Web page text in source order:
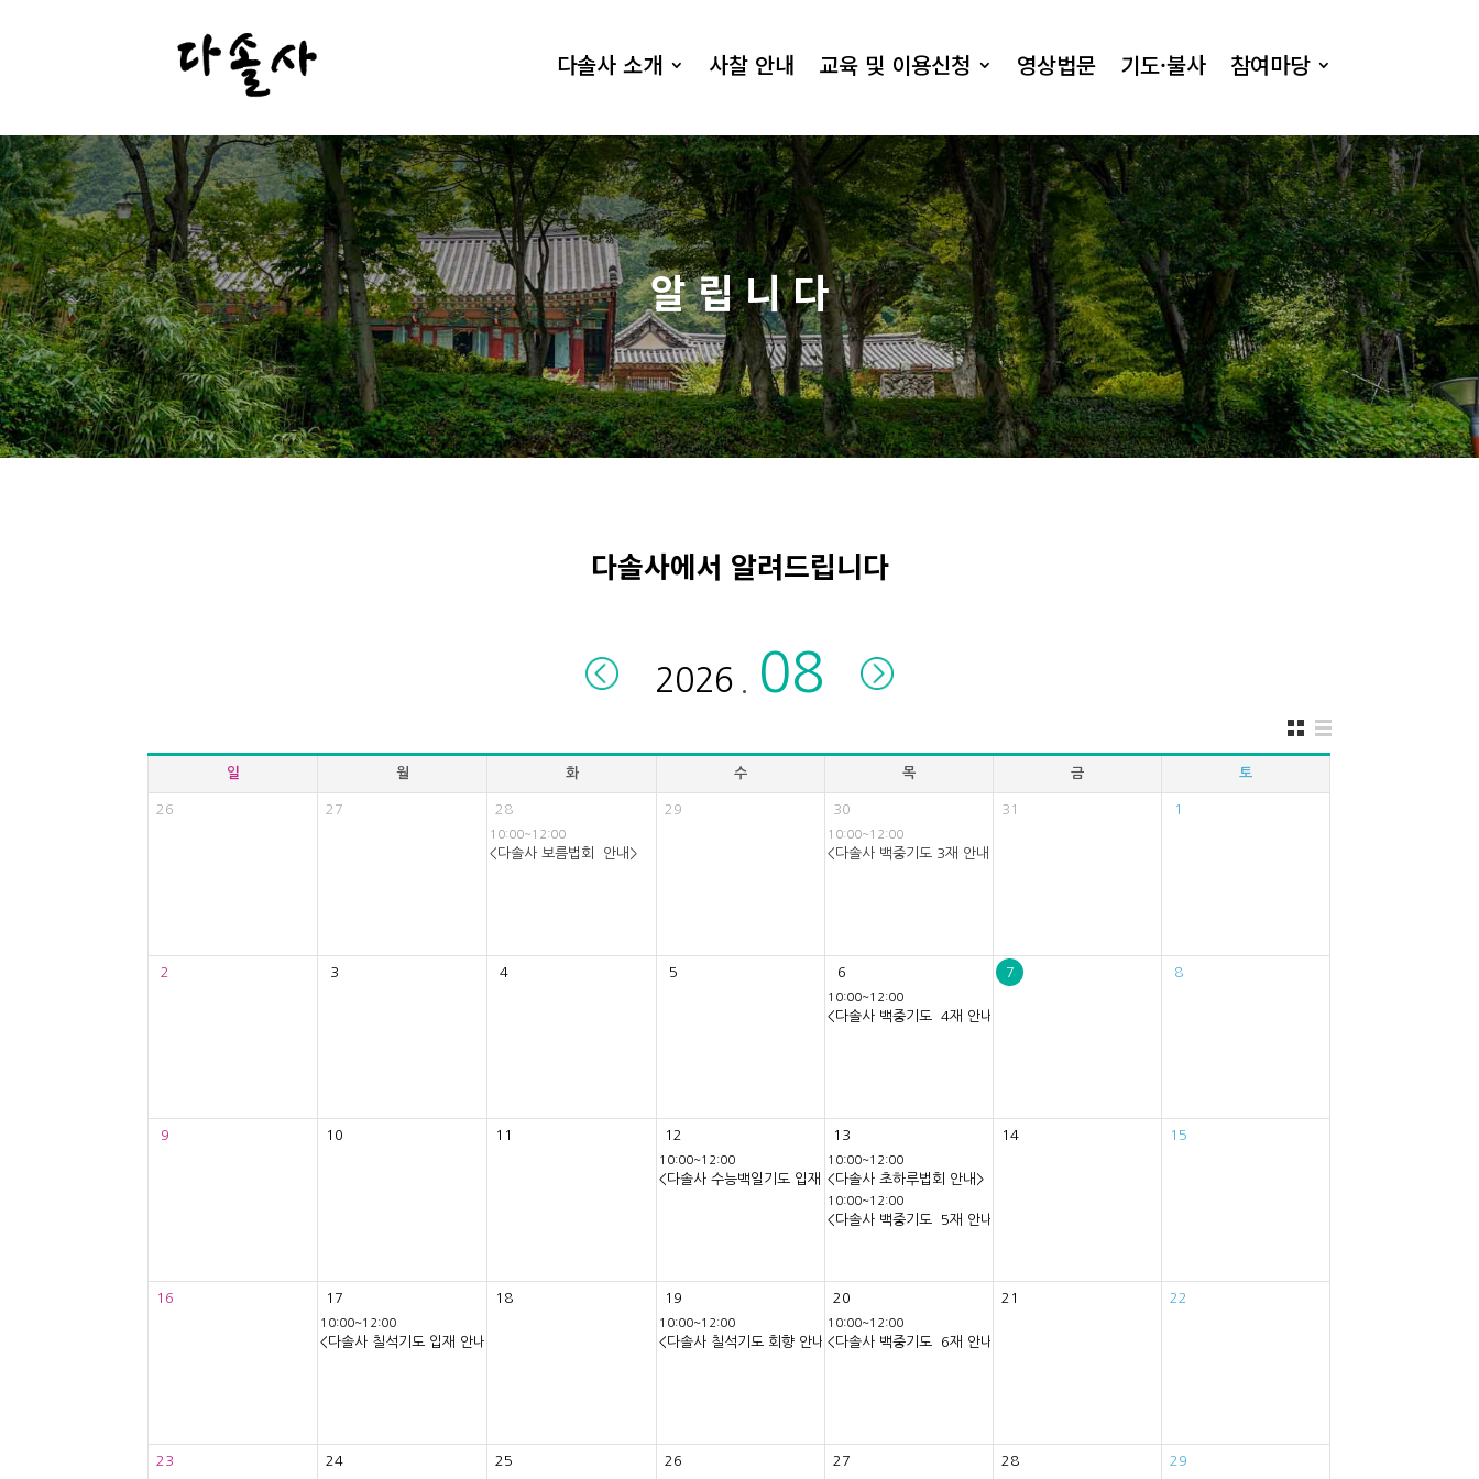
다솔사 소개 사찰 안내 교육 및 이용신청 영상법문 기도·불사 참여마당
알 립 니 다
다솔사에서 알려드립니다
일 월 화 수 목 금 토
26 27 28
10:00~12:00
<다솔사 보름법회 안내>
29 30
10:00~12:00
<다솔사 백중기도 3재 안내>
31 1
2 3 4 5 6
10:00~12:00
<다솔사 백중기도 4재 안내>
7 8
9 10 11 12
10:00~12:00
<다솔사 수능백일기도 입재 안내>
13
10:00~12:00
<다솔사 초하루법회 안내>
10:00~12:00
<다솔사 백중기도 5재 안내>
14 15
16 17
10:00~12:00
<다솔사 칠석기도 입재 안내>
18 19
10:00~12:00
<다솔사 칠석기도 회향 안내>
20
10:00~12:00
<다솔사 백중기도 6재 안내>
21 22
23 24 25 26 27 28 29